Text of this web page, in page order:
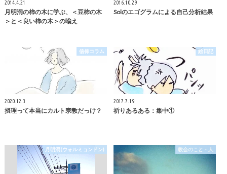
2014.4.21
月明洞の柿の木に学ぶ、＜豆柿の木
＞と＜良い柿の木＞の喩え
2016.10.29
Solのエゴグラムによる自己分析結果
信仰コラム
2020.12.3
摂理って本当にカルト宗教だっけ？
絵日記
2017.7.19
祈りあるある：集中①
月明洞(ウォルミョンドン) 教会のこと・人